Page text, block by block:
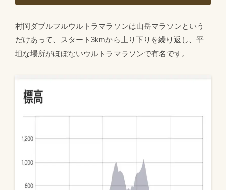
村岡ダブルフルウルトラマラソンは山岳マラソンという
だけあって、スタート3kmから上り下りを繰り返し、平
坦な場所がほぼないウルトラマラソンで有名です。